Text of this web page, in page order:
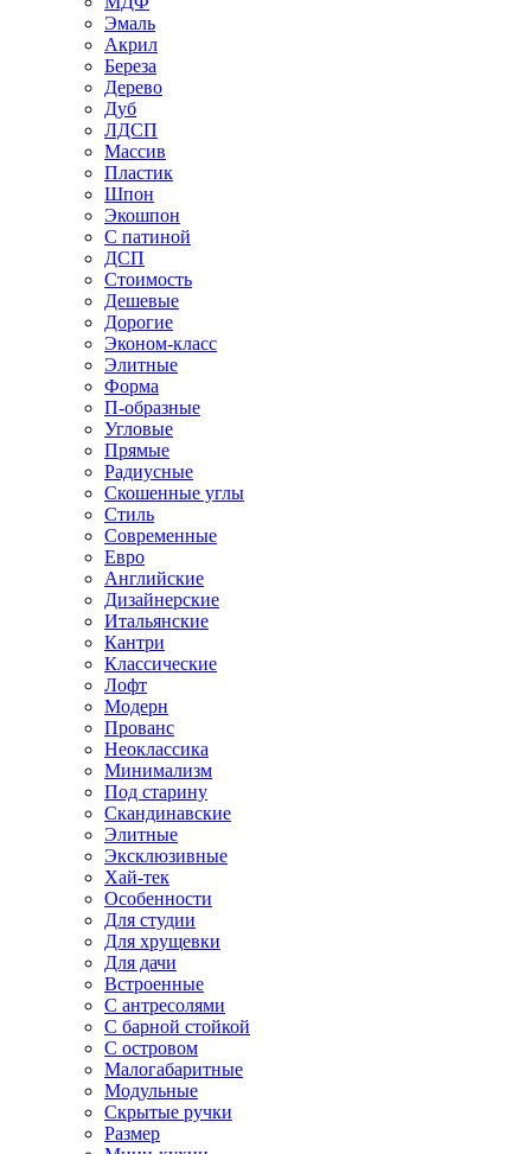
Эмаль
Акрил
Береза
Дерево
Дуб
ЛДСП
Массив
Пластик
Шпон
Экошпон
С патиной
ДСП
Стоимость
Дешевые
Дорогие
Эконом-класс
Элитные
Форма
П-образные
Угловые
Прямые
Радиусные
Скошенные углы
Стиль
Современные
Евро
Английские
Дизайнерские
Итальянские
Кантри
Классические
Лофт
Модерн
Прованс
Неоклассика
Минимализм
Под старину
Скандинавские
Элитные
Эксклюзивные
Хай-тек
Особенности
Для студии
Для хрущевки
Для дачи
Встроенные
С антресолями
С барной стойкой
С островом
Малогабаритные
Модульные
Скрытые ручки
Размер